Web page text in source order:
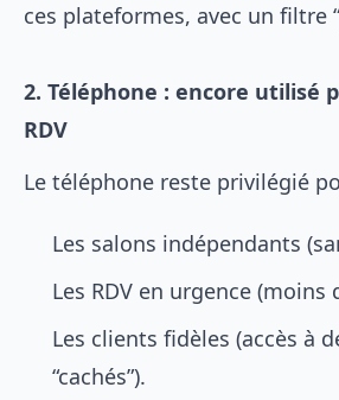
ces plateformes, avec un filtre
2. Téléphone : encore utilisé
RDV
Le téléphone reste privilégié
Les salons indépendants
Les RDV en urgence (moins
Les clients fidèles (accès à
“cachés”).